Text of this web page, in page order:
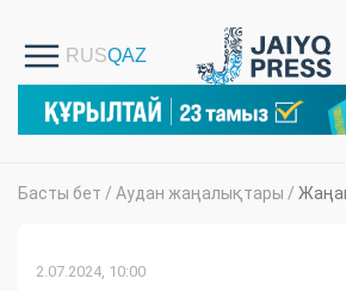
Басты бет / Аудан жаңалықтары /
2.07.2024, 10:00